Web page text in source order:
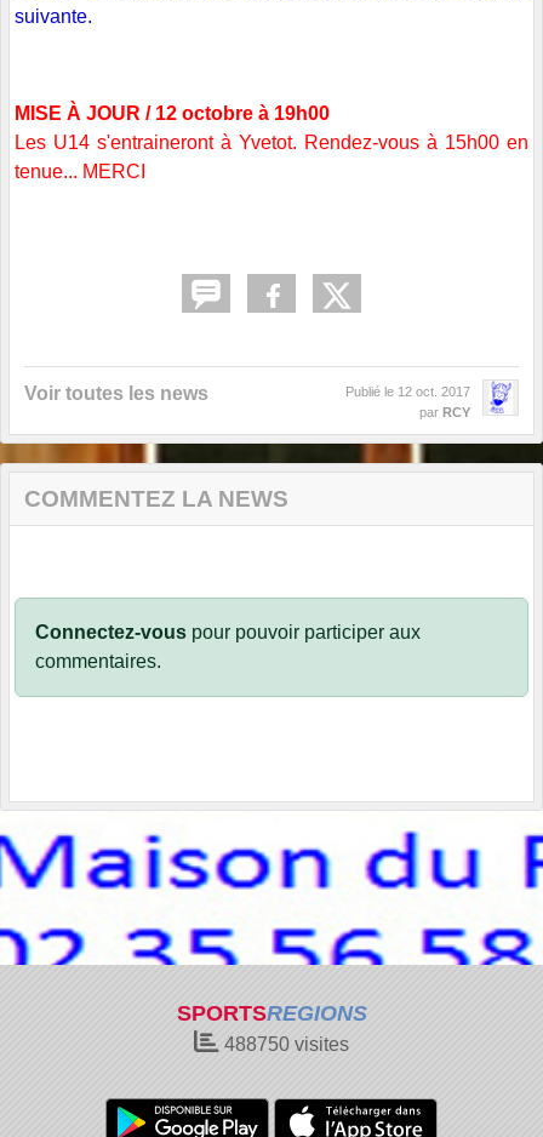
suivante.
MISE À JOUR / 12 octobre à 19h00
Les U14 s'entraineront à Yvetot. Rendez-vous à 15h00 en
tenue... MERCI
Voir toutes les news Publié le 12 oct. 2017
par RCY
COMMENTEZ LA NEWS
Connectez-vous pour pouvoir participer aux
commentaires.
SPORTSREGIONS
488750 visites